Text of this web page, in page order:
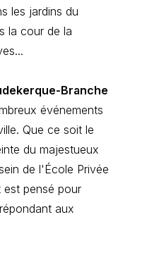
les jardins du
la cour de la
Branche
événements
Que ce soit le
du majestueux
de l'École Privée
pensé pour
aux